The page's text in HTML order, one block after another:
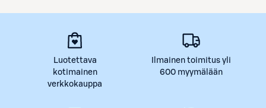
Luotettava
kotimainen
verkkokauppa
Ilmainen toimitus yli
600 myymälään